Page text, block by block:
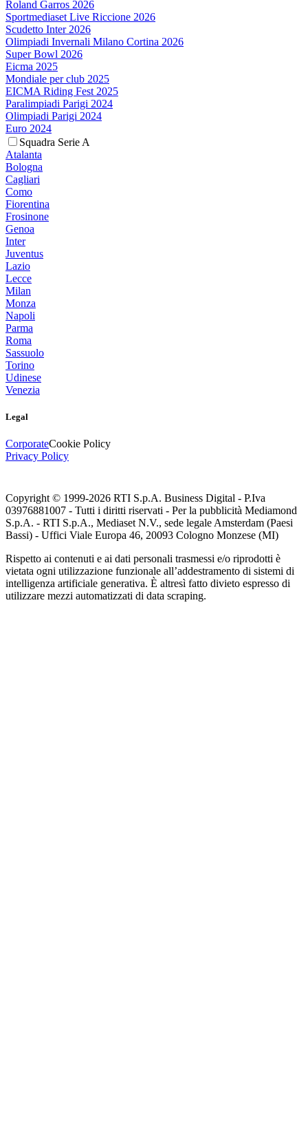
Roland Garros 2026
Sportmediaset Live Riccione 2026
Scudetto Inter 2026
Olimpiadi Invernali Milano Cortina 2026
Super Bowl 2026
Eicma 2025
Mondiale per club 2025
EICMA Riding Fest 2025
Paralimpiadi Parigi 2024
Olimpiadi Parigi 2024
Euro 2024
Squadra Serie A
Atalanta
Bologna
Cagliari
Como
Fiorentina
Frosinone
Genoa
Inter
Juventus
Lazio
Lecce
Milan
Monza
Napoli
Parma
Roma
Sassuolo
Torino
Udinese
Venezia
Legal
CorporateCookie Policy
Privacy Policy
Copyright © 1999-2026 RTI S.p.A. Business Digital - P.Iva
03976881007 - Tutti i diritti riservati - Per la pubblicità Mediamond
S.p.A. - RTI S.p.A., Mediaset N.V., sede legale Amsterdam (Paesi
Bassi) - Uffici Viale Europa 46, 20093 Cologno Monzese (MI)
Rispetto ai contenuti e ai dati personali trasmessi e/o riprodotti è
vietata ogni utilizzazione funzionale all’addestramento di sistemi di
intelligenza artificiale generativa. È altresì fatto divieto espresso di
utilizzare mezzi automatizzati di data scraping.